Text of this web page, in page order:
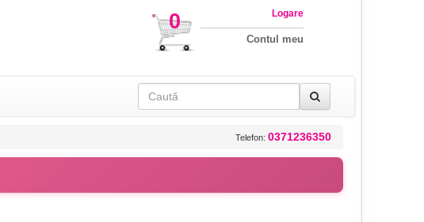
0 Logare
Contul meu
Telefon: 0371236350